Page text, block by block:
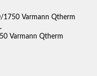
Varmann Qtherm